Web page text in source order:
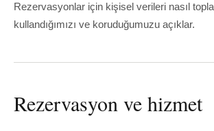
Rezervasyonlar için kişisel verileri nasıl
kullandığımızı ve koruduğumuzu açıklar.
Rezervasyon ve hizmet